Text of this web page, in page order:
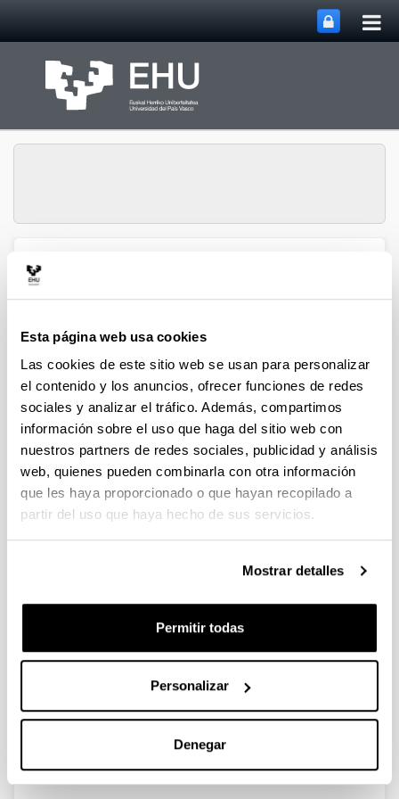
Esta página web usa cookies
Las cookies de este sitio web se usan para personalizar
el contenido y los anuncios, ofrecer funciones de redes
sociales y analizar el tráfico. Además, compartimos
información sobre el uso que haga del sitio web con
nuestros partners de redes sociales, publicidad y análisis
web, quienes pueden combinarla con otra información
que les haya proporcionado o que hayan recopilado a
partir del uso que haya hecho de sus servicios.
Mostrar detalles
Permitir todas
Personalizar
Denegar
Grupo de Investigación
2016
Possibilities and limits of pyrolysis
for recycling plastic rich waste
streams rejected from phones
recycling plants
Autoría:
B. M. Caballero, I. de Marco, A. Adrados, A. Lopez-
Urionabarrenechea, J. Solar, N. Gastelu
Año:
Revista:
57
Página de inicio - Página de fin: